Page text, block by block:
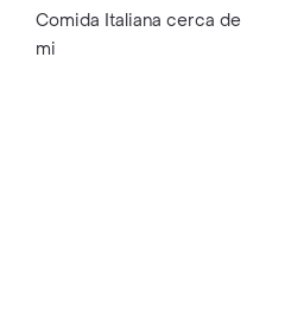
Comida Italiana cerca de
mi